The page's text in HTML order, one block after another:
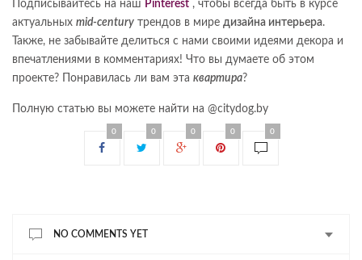
Подписывайтесь на наш Pinterest , чтобы всегда быть в курсе
актуальных mid-century трендов в мире дизайна интерьера.
Также, не забывайте делиться с нами своими идеями декора и
впечатлениями в комментариях! Что вы думаете об этом
проекте? Понравилась ли вам эта квартира?
Полную статью вы можете найти на @citydog.by
0 0 0 0 0
NO COMMENTS YET